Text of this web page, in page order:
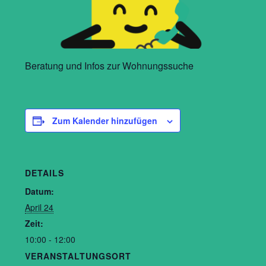
Beratung und Infos zur Wohnungssuche
Zum Kalender hinzufügen
DETAILS
Datum:
April 24
Zeit:
10:00 - 12:00
VERANSTALTUNGSORT